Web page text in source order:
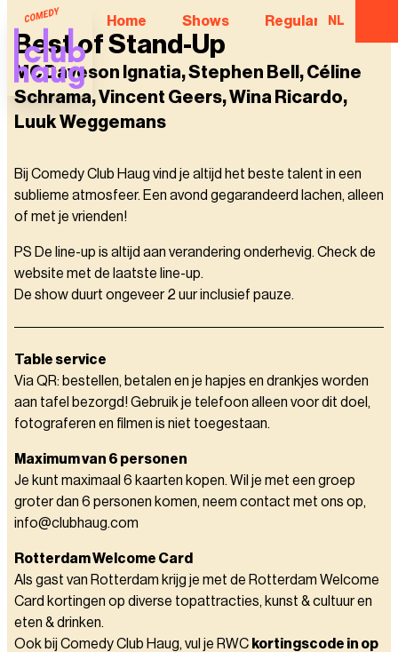
Home Shows Regular NL
Best of Stand-Up
MC Daveson Ignatia, Stephen Bell, Céline
Schrama, Vincent Geers, Wina Ricardo,
Luuk Weggemans
Bij Comedy Club Haug vind je altijd het beste talent in een
sublieme atmosfeer. Een avond gegarandeerd lachen, alleen
of met je vrienden!
PS De line-up is altijd aan verandering onderhevig. Check de
website met de laatste line-up.
De show duurt ongeveer 2 uur inclusief pauze.
Table service
Via QR: bestellen, betalen en je hapjes en drankjes worden
aan tafel bezorgd! Gebruik je telefoon alleen voor dit doel,
fotograferen en filmen is niet toegestaan.
Maximum van 6 personen
Je kunt maximaal 6 kaarten kopen. Wil je met een groep
groter dan 6 personen komen, neem contact met ons op,
info@clubhaug.com
Rotterdam Welcome Card
Als gast van Rotterdam krijg je met de Rotterdam Welcome
Card kortingen op diverse topattracties, kunst & cultuur en
eten & drinken.
Ook bij Comedy Club Haug, vul je RWC kortingscode in op